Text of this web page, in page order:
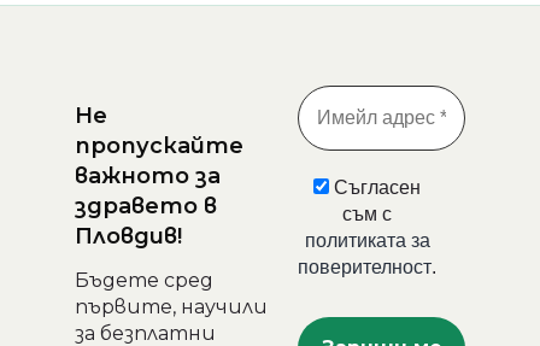
Не
пропускайте
важното за
здравето в
Пловдив!
Бъдете сред
първите, научили
за безплатни
Съгласен
съм с
политиката за
поверителност.